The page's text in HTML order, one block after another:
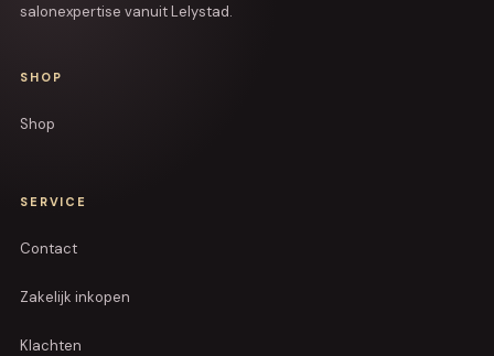
salonexpertise vanuit Lelystad.
SHOP
Shop
SERVICE
Contact
Zakelijk inkopen
Klachten